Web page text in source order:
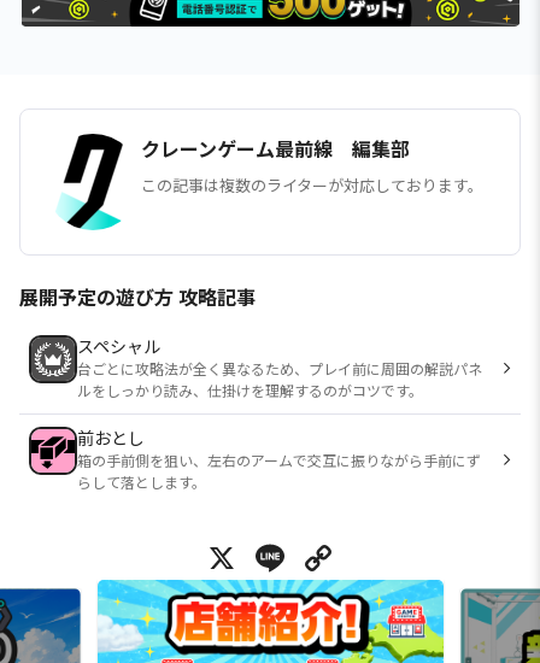
クレーンゲーム最前線 編集部
この記事は複数のライターが対応しております。
展開予定の遊び方 攻略記事
スペシャル
台ごとに攻略法が全く異なるため、プレイ前に周囲の解説パネ
ルをしっかり読み、仕掛けを理解するのがコツです。
前おとし
箱の手前側を狙い、左右のアームで交互に振りながら手前にず
らして落とします。
X Line